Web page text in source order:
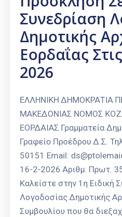
Συνεδρίαση
Δημοτικής
Εορδαΐας
2026
ΕΛΛΗΝΙΚΗ ΔΗΜΟΚΡΑΤΙΑ
ΜΑΚΕΔΟΝΙΑΣ ΝΟΜΟΣ
ΕΟΡΔΑΙΑΣ Γραμματεία
Γραφείο Προέδρου Δ.Σ.
50151 Email:
16-2-2026 Αριθμ. Πρωτ.
Καλείστε στην 1η Ειδική
Λογοδοσίας Δημοτικής
Συμβουλίου που θα